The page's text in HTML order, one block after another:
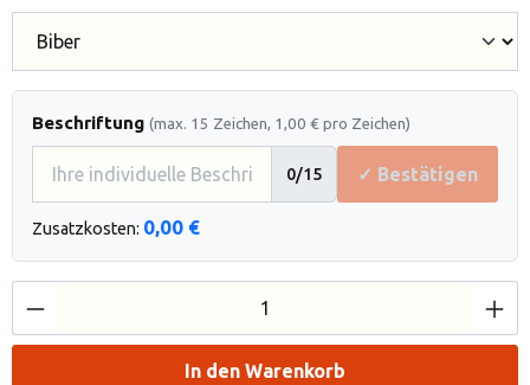
Beschriftung (max. 15 Zeichen, 1,00 € pro Zeichen)
0/15 ✓ Bestätigen
Zusatzkosten: 0,00 €
Produkt Anzahl: Gib den gewünschten
In den Warenkorb